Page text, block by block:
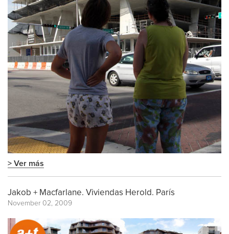
> Ver más
Jakob + Macfarlane. Viviendas Herold. París
November 02, 2009